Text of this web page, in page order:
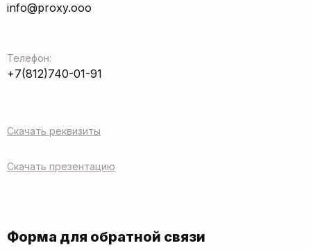
info@proxy.ooo
Телефон:
+7(812)740-01-91
Скачать реквизиты
Скачать презентацию
Форма для обратной связи